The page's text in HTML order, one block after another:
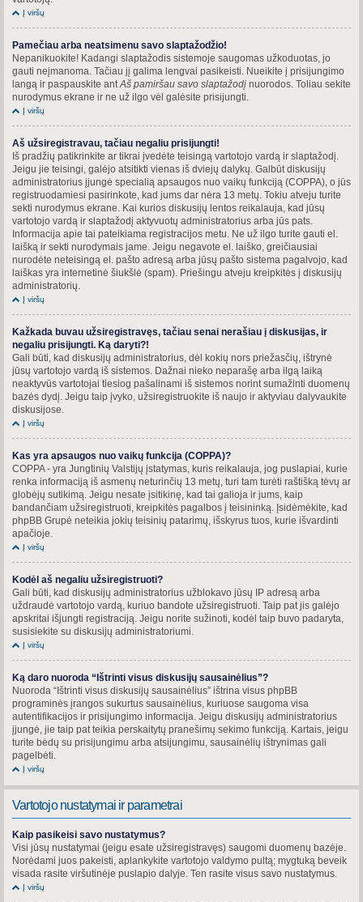
Į viršų
Pamečiau arba neatsimenu savo slaptažodžio!
Nepanikuokite! Kadangi slaptažodis sistemoje saugomas užkoduotas, jo
gauti neįmanoma. Tačiau jį galima lengvai pasikeisti. Nueikite į prisijungimo
langą ir paspauskite ant Aš pamiršau savo slaptažodį nuorodos. Toliau sekite
nurodymus ekrane ir ne už ilgo vėl galėsite prisijungti.
Į viršų
Aš užsiregistravau, tačiau negaliu prisijungti!
Iš pradžių patikrinkite ar tikrai įvedėte teisingą vartotojo vardą ir slaptažodį.
Jeigu jie teisingi, galėjo atsitikti vienas iš dviejų dalykų. Galbūt diskusijų
administratorius įjungė specialią apsaugos nuo vaikų funkciją (COPPA), o jūs
registruodamiesi pasirinkote, kad jums dar nėra 13 metų. Tokiu atveju turite
sekti nurodymus ekrane. Kai kurios diskusijų lentos reikalauja, kad jūsų
vartotojo vardą ir slaptažodį aktyvuotų administratorius arba jūs pats.
Informacija apie tai pateikiama registracijos metu. Ne už ilgo turite gauti el.
laišką ir sekti nurodymais jame. Jeigu negavote el. laiško, greičiausiai
nurodėte neteisingą el. pašto adresą arba jūsų pašto sistema pagalvojo, kad
laiškas yra internetinė šiukšlė (spam). Priešingu atveju kreipkitės į diskusijų
administratorių.
Į viršų
Kažkada buvau užsiregistravęs, tačiau senai nerašiau į diskusijas, ir
negaliu prisijungti. Ką daryti?!
Gali būti, kad diskusijų administratorius, dėl kokių nors priežasčių, ištrynė
jūsų vartotojo vardą iš sistemos. Dažnai nieko neparašę arba ilgą laiką
neaktyvūs vartotojai tiesiog pašalinami iš sistemos norint sumažinti duomenų
bazės dydį. Jeigu taip įvyko, užsiregistruokite iš naujo ir aktyviau dalyvaukite
diskusijose.
Į viršų
Kas yra apsaugos nuo vaikų funkcija (COPPA)?
COPPA - yra Jungtinių Valstijų įstatymas, kuris reikalauja, jog puslapiai, kurie
renka informaciją iš asmenų neturinčių 13 metų, turi tam turėti raštišką tėvų ar
globėjų sutikimą. Jeigu nesate įsitikinę, kad tai galioja ir jums, kaip
bandančiam užsiregistruoti, kreipkitės pagalbos į teisininką. Įsidėmėkite, kad
phpBB Grupė neteikia jokių teisinių patarimų, išskyrus tuos, kurie išvardinti
apačioje.
Į viršų
Kodėl aš negaliu užsiregistruoti?
Gali būti, kad diskusijų administratorius užblokavo jūsų IP adresą arba
uždraudė vartotojo vardą, kuriuo bandote užsiregistruoti. Taip pat jis galėjo
apskritai išjungti registraciją. Jeigu norite sužinoti, kodėl taip buvo padaryta,
susisiekite su diskusijų administratoriumi.
Į viršų
Ką daro nuoroda “Ištrinti visus diskusijų sausainėlius”?
Nuoroda “Ištrinti visus diskusijų sausainėlius” ištrina visus phpBB
programinės įrangos sukurtus sausainėlius, kuriuose saugoma visa
autentifikacijos ir prisijungimo informacija. Jeigu diskusijų administratorius
įjungė, jie taip pat teikia perskaitytų pranešimų sekimo funkciją. Kartais, jeigu
turite bėdų su prisijungimu arba atsijungimu, sausainėlių ištrynimas gali
pagelbėti.
Į viršų
Vartotojo nustatymai ir parametrai
Kaip pasikeisi savo nustatymus?
Visi jūsų nustatymai (jeigu esate užsiregistravęs) saugomi duomenų bazėje.
Norėdami juos pakeisti, aplankykite vartotojo valdymo pultą; mygtuką beveik
visada rasite viršutinėje puslapio dalyje. Ten rasite visus savo nustatymus.
Į viršų